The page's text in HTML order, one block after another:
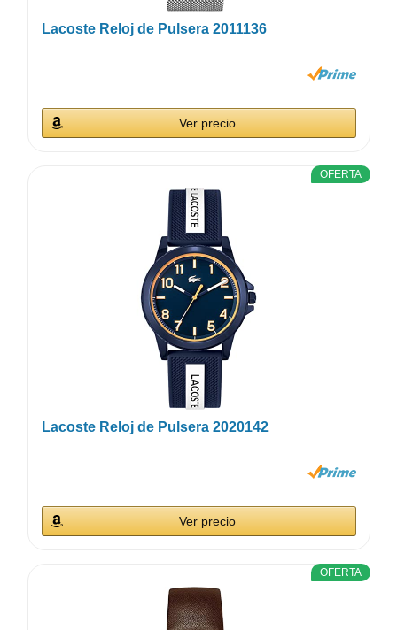
Lacoste Reloj de Pulsera 2011136
Ver precio
OFERTA
Lacoste Reloj de Pulsera 2020142
Ver precio
OFERTA